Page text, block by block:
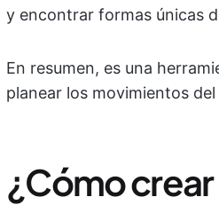
y encontrar formas únicas
En resumen, es una
planear los movimientos
¿Cómo